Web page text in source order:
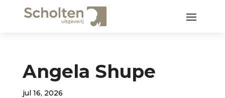
Angela Shupe
jul 16, 2026